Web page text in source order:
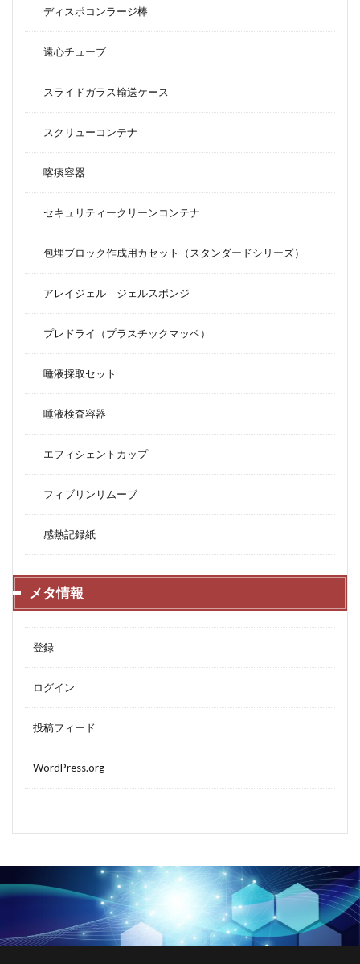
ディスポコンラージ棒
遠心チューブ
スライドガラス輸送ケース
スクリューコンテナ
喀痰容器
セキュリティークリーンコンテナ
包埋ブロック作成用カセット（スタンダードシリーズ）
アレイジェル ジェルスポンジ
プレドライ（プラスチックマッペ）
唾液採取セット
唾液検査容器
エフィシェントカップ
フィブリンリムーブ
感熱記録紙
メタ情報
登録
ログイン
投稿フィード
WordPress.org